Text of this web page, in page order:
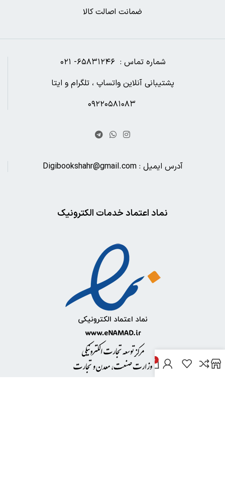
ضمانت اصالت کالا
شماره تماس : ۶۵۸۳۱۲۴۶- ۰۲۱
پشتیبانی آنلاین واتساپ ، تلگرام و ایتا
آدرس ایمیل : Digibookshahr@gmail.com
نماد اعتماد خدمات الکترونیک
0